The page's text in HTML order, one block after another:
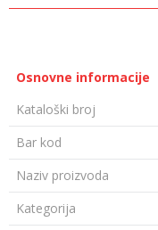
Osnovne informacije
Kataloški broj
Bar kod
Naziv proizvoda
Kategorija